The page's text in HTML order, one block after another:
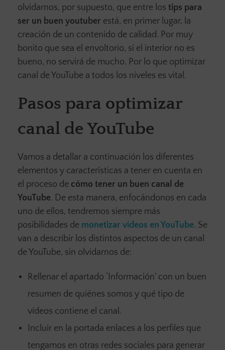
olvidarnos, por supuesto, que entre los tips para
ser un buen youtuber está, en primer lugar, la
creación de un contenido de calidad. Por muy
bonito que sea el envoltorio, si el interior no es
bueno, no servirá de mucho. Por lo que optimizar
canal de YouTube a todos los niveles es vital.
Pasos para optimizar
canal de YouTube
Vamos a detallar a continuación los diferentes
elementos y características a tener en cuenta en
el proceso de cómo tener un buen canal de
YouTube. De esta manera, enfocándonos en cada
uno de ellos, tendremos siempre más
posibilidades de monetizar vídeos en YouTube. Se
van a describir los distintos aspectos de un canal
de YouTube, sin olvidarnos de:
Rellenar el apartado ‘Información’ con un buen
resumen de quiénes somos y qué tipo de
vídeos contiene el canal.
Incluir en la portada enlaces a los perfiles que
tengamos en otras redes sociales para generar